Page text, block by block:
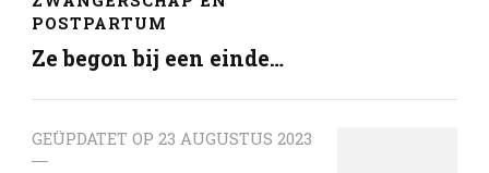
POSTPARTUM
Ze begon bij een einde…
GEÜPDATET OP 23 AUGUSTUS 2023